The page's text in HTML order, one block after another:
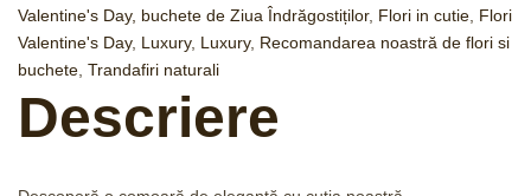
Valentine's Day, buchete de Ziua Îndrăgostiților, Flori in cutie Flori
Valentine's Day, Luxury, Luxury, Recomandarea noastră de flori si
buchete Trandafiri naturali
Descriere